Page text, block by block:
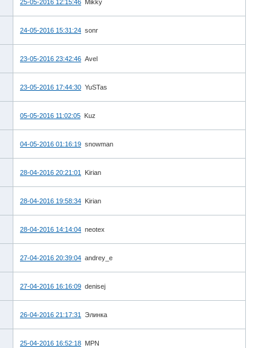
25-05-2016 12:15:46 Mikky
24-05-2016 15:31:24 sonr
23-05-2016 23:42:46 Avel
23-05-2016 17:44:30 YuSTas
05-05-2016 11:02:05 Kuz
04-05-2016 01:16:19 snowman
28-04-2016 20:21:01 Kirian
28-04-2016 19:58:34 Kirian
28-04-2016 14:14:04 neotex
27-04-2016 20:39:04 andrey_e
27-04-2016 16:16:09 denisej
26-04-2016 21:17:31 Элинка
25-04-2016 16:52:18 MPN